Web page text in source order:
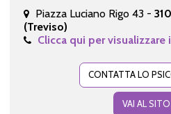
Piazza Luciano Rigo 43 -
(Treviso)
Clicca qui per
CONTATTA LO
VAI AL SITO